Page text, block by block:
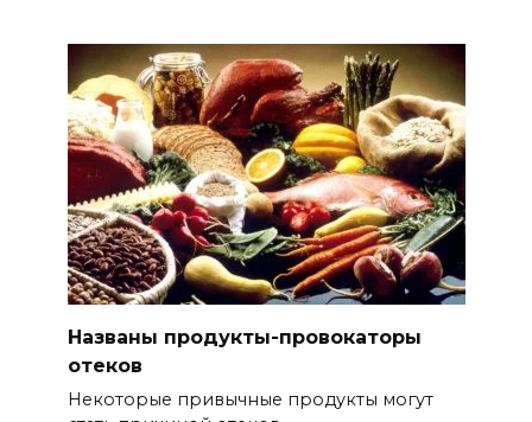
Названы продукты-провокаторы
отеков
Некоторые привычные продукты могут